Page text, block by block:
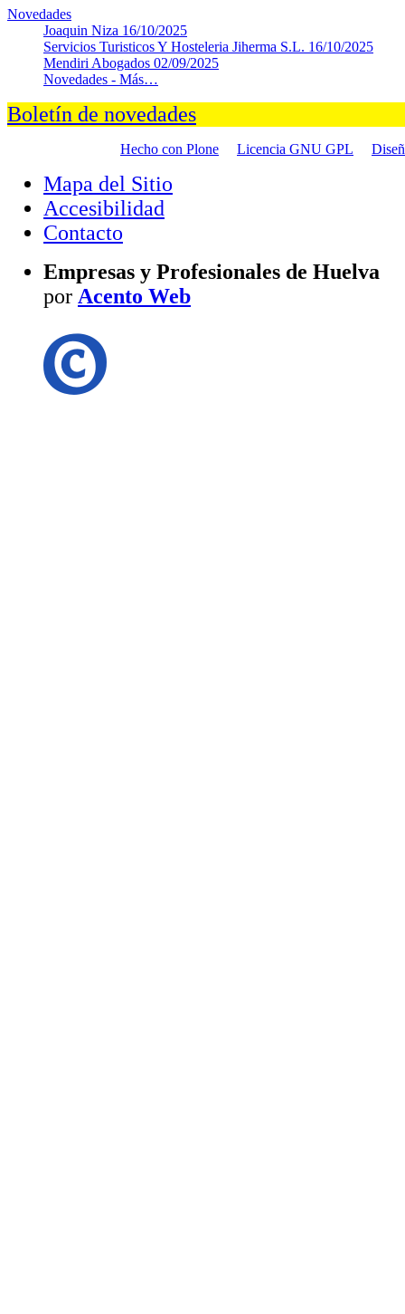
Novedades
Joaquin Niza 16/10/2025
Servicios Turisticos Y Hosteleria Jiherma S.L. 16/10/2025
Mendiri Abogados 02/09/2025
Novedades - Más…
Boletín de novedades
Hecho con Plone Licencia GNU GPL
Mapa del Sitio
Accesibilidad
Contacto
Empresas y Profesionales de Huelva
por Acento Web